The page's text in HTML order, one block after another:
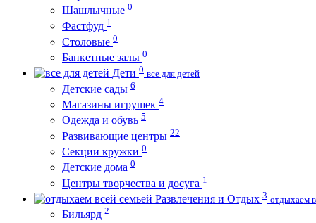
Шашлычные 0
Фастфуд 1
Столовые 0
Банкетные залы 0
Дети 0 все для детей
Детские сады 6
Магазины игрушек 4
Одежда и обувь 5
Развивающие центры 22
Секции кружки 0
Детские дома 0
Центры творчества и досуга 1
Развлечения и Отдых 3 отдыхаем
Бильярд 2